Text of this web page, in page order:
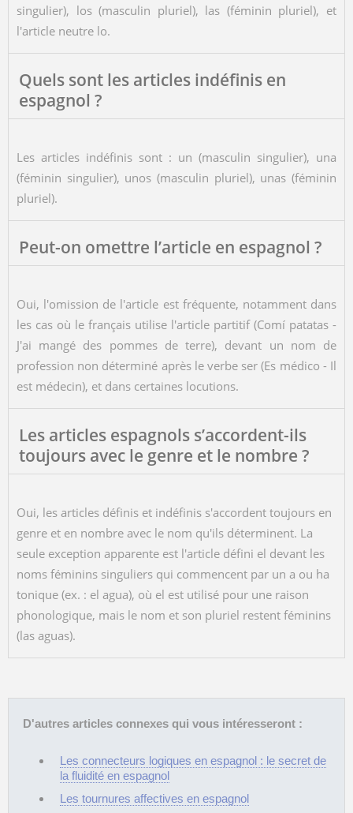
singulier), los (masculin pluriel), las (féminin pluriel), et
l'article neutre lo.
Quels sont les articles indéfinis en
espagnol ?
Les articles indéfinis sont : un (masculin singulier), una
(féminin singulier), unos (masculin pluriel), unas (féminin
pluriel).
Peut-on omettre l’article en espagnol ?
Oui, l'omission de l'article est fréquente, notamment dans
les cas où le français utilise l'article partitif (Comí patatas -
J'ai mangé des pommes de terre), devant un nom de
profession non déterminé après le verbe ser (Es médico - Il
est médecin), et dans certaines locutions.
Les articles espagnols s’accordent-ils
toujours avec le genre et le nombre ?
Oui, les articles définis et indéfinis s'accordent toujours en
genre et en nombre avec le nom qu'ils déterminent. La
seule exception apparente est l'article défini el devant les
noms féminins singuliers qui commencent par un a ou ha
tonique (ex. : el agua), où el est utilisé pour une raison
phonologique, mais le nom et son pluriel restent féminins
(las aguas).
D'autres articles connexes qui vous intéresseront :
Les connecteurs logiques en espagnol : le secret de
la fluidité en espagnol
Les tournures affectives en espagnol